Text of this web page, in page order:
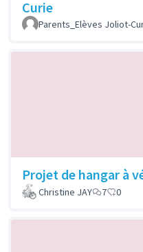
Curie
Parents_Elèves Joliot-
Projet de hangar à
Christine JAY
7 0